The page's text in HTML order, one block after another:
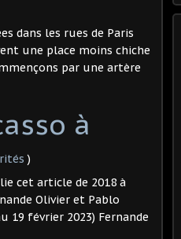
dans les rues de Paris
une place moins chiche
par une artère
à
)
cet article de 2018 à
Olivier et Pablo
19 février 2023) Fernande